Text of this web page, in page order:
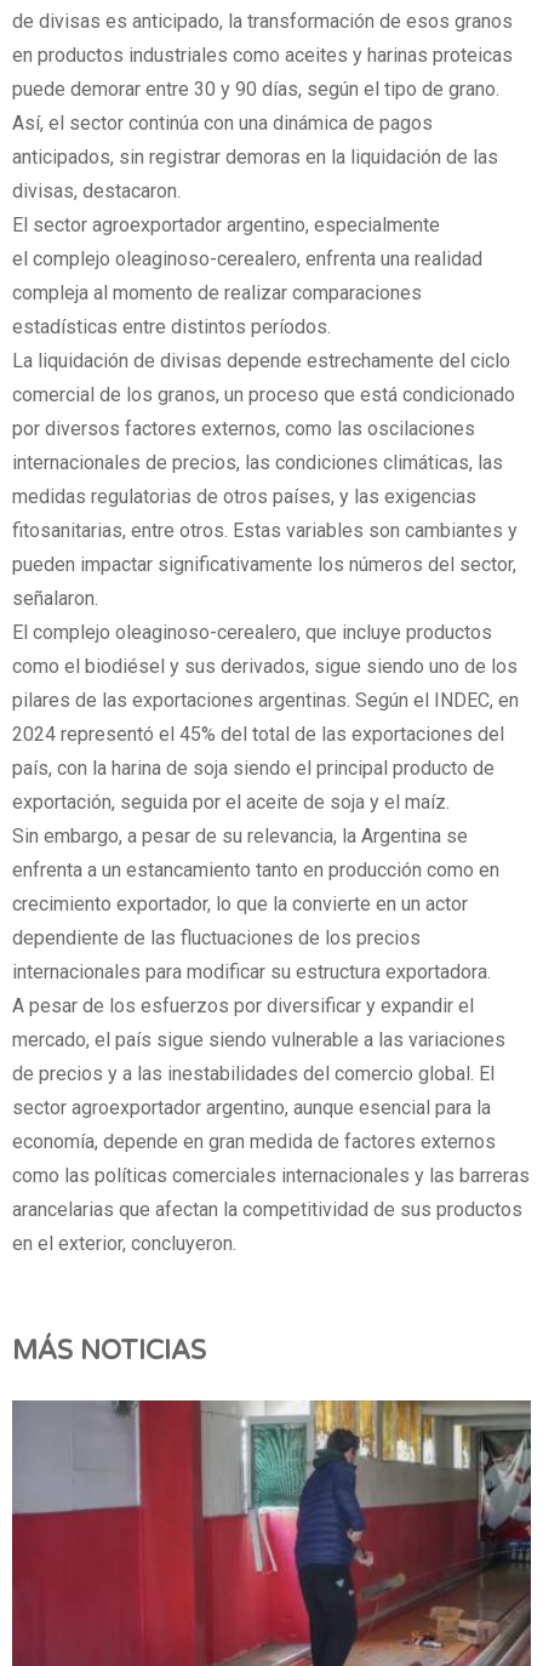
de divisas es anticipado, la transformación de esos granos
en productos industriales como aceites y harinas proteicas
puede demorar entre 30 y 90 días, según el tipo de grano.
Así, el sector continúa con una dinámica de pagos
anticipados, sin registrar demoras en la liquidación de las
divisas, destacaron.
El sector agroexportador argentino, especialmente
el complejo oleaginoso-cerealero, enfrenta una realidad
compleja al momento de realizar comparaciones
estadísticas entre distintos períodos.
La liquidación de divisas depende estrechamente del ciclo
comercial de los granos, un proceso que está condicionado
por diversos factores externos, como las oscilaciones
internacionales de precios, las condiciones climáticas, las
medidas regulatorias de otros países, y las exigencias
fitosanitarias, entre otros. Estas variables son cambiantes y
pueden impactar significativamente los números del sector,
señalaron.
El complejo oleaginoso-cerealero, que incluye productos
como el biodiésel y sus derivados, sigue siendo uno de los
pilares de las exportaciones argentinas. Según el INDEC, en
2024 representó el 45% del total de las exportaciones del
país, con la harina de soja siendo el principal producto de
exportación, seguida por el aceite de soja y el maíz.
Sin embargo, a pesar de su relevancia, la Argentina se
enfrenta a un estancamiento tanto en producción como en
crecimiento exportador, lo que la convierte en un actor
dependiente de las fluctuaciones de los precios
internacionales para modificar su estructura exportadora.
A pesar de los esfuerzos por diversificar y expandir el
mercado, el país sigue siendo vulnerable a las variaciones
de precios y a las inestabilidades del comercio global. El
sector agroexportador argentino, aunque esencial para la
economía, depende en gran medida de factores externos
como las políticas comerciales internacionales y las barreras
arancelarias que afectan la competitividad de sus productos
en el exterior, concluyeron.
MÁS NOTICIAS